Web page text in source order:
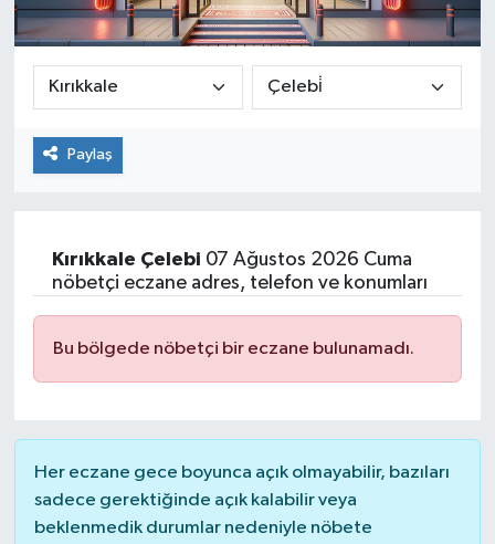
Paylaş
Kırıkkale Çelebi 07 Ağustos 2026 Cuma
nöbetçi eczane adres, telefon ve konumları
Bu bölgede nöbetçi bir eczane bulunamadı.
Her eczane gece boyunca açık olmayabilir, bazıları
sadece gerektiğinde açık kalabilir veya
beklenmedik durumlar nedeniyle nöbete